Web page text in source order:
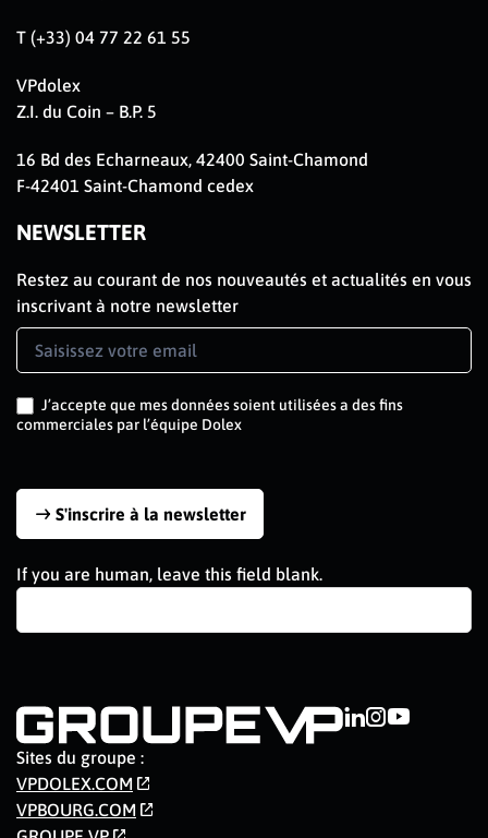
T (+33) 04 77 22 61 55
VPdolex
Z.I. du Coin – B.P. 5
16 Bd des Echarneaux, 42400 Saint-Chamond
F-42401 Saint-Chamond cedex
NEWSLETTER
Restez au courant de nos nouveautés et actualités en vous
inscrivant à notre newsletter
Newsletter
Signup
J’accepte que mes données soient utilisées a des fins
commerciales par l’équipe Dolex
S'inscrire à la newsletter
If you are human, leave this field blank.
Sites du groupe :
VPDOLEX.COM
VPBOURG.COM